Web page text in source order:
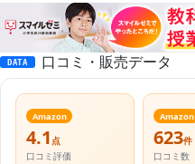
DATA 口コミ・販売データ
Amazon
4.1 点
口コミ評価
Amazon
623件
口コミ数